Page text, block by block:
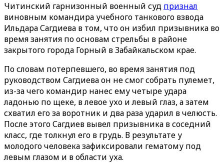
Читинский гарнизонный военный суд признал
виновным командира учебного танкового взвода
Ильдара Сагдиева в том, что он избил призывника во
время занятия по основам стрельбы в районе
закрытого города Горный в Забайкальском крае.
По словам потерпевшего, во время занятия под
руководством Сагдиева он не смог собрать пулемет,
из-за чего командир нанес ему четыре удара
ладонью по щеке, в левое ухо и левый глаз, а затем
схватил его за воротник и два раза ударил в челюсть.
После этого Сагдиев вывел призывника в соседний
класс, где толкнул его в грудь. В результате у
молодого человека зафиксировали гематому под
левым глазом и в области уха.